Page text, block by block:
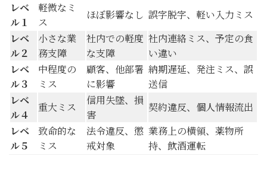
レベ
ル１
軽微なミ
ス
ほぼ影響なし 誤字脱字、軽い入力ミス
レベ
ル２
小さな業
務支障
社内での軽度
な支障
社内連絡ミス、予定の食
い違い
レベ
ル３
中程度の
ミス
顧客、他部署
に影響
納期遅延、発注ミス、誤
送信
レベ
ル４
重大ミス
信用失墜、損
害
契約違反、個人情報流出
レベ
ル５
致命的な
ミス
法令違反、懲
戒対象
業務上の横領、薬物所
持、飲酒運転